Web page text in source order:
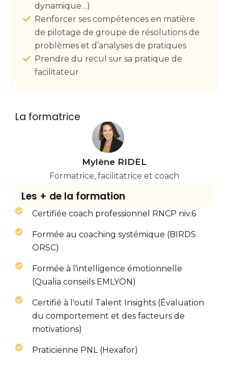
dynamique…)
Renforcer ses compétences en matière
de pilotage de groupe de résolutions de
problèmes et d’analyses de pratiques
Prendre du recul sur sa pratique de
facilitateur
La formatrice
Mylène RIDEL
Formatrice, facilitatrice et coach
Les + de la formation
Certifiée coach professionnel RNCP niv.6
Formée au coaching systémique (BIRDS
ORSC)
Formée à l'intelligence émotionnelle
(Qualia conseils EMLYON)
Certifié à l'outil Talent Insights (Évaluation
du comportement et des facteurs de
motivations)
Praticienne PNL (Hexafor)